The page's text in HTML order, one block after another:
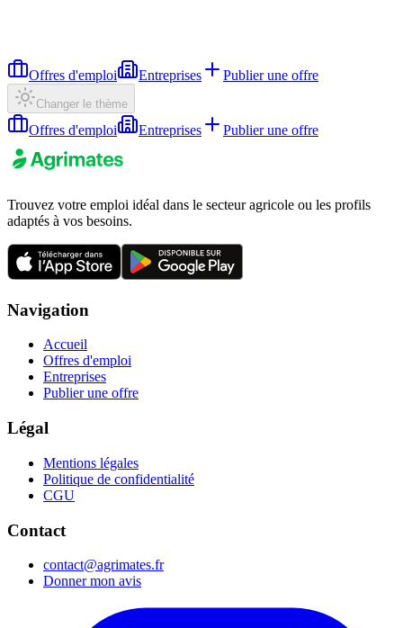
Offres d'emploi Entreprises Publier une offre
Changer le thème
Offres d'emploi Entreprises Publier une offre
Trouvez votre emploi idéal dans le secteur agricole ou les profils
adaptés à vos besoins.
Navigation
Accueil
Offres d'emploi
Entreprises
Publier une offre
Légal
Mentions légales
Politique de confidentialité
CGU
Contact
contact@agrimates.fr
Donner mon avis